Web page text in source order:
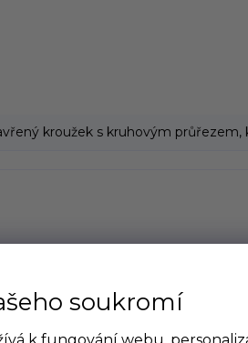
soukromí
kroužek s kruhovým průřezem,